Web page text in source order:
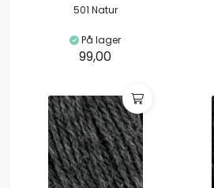
501 Natur
På lager
99,00